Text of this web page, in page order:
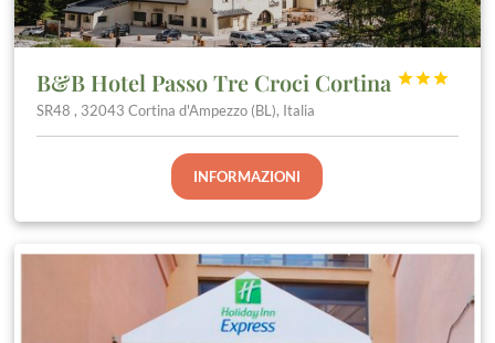
B&B Hotel Passo Tre Croci Cortina 


SR48 , 32043 Cortina d'Ampezzo (BL), Italia
INFORMAZIONI